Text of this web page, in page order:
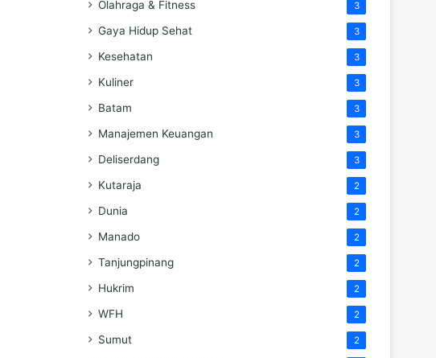
Olahraga & Fitness 3
Gaya Hidup Sehat 3
Kesehatan 3
Kuliner 3
Batam 3
Manajemen Keuangan 3
Deliserdang 3
Kutaraja 2
Dunia 2
Manado 2
Tanjungpinang 2
Hukrim 2
WFH 2
Sumut 2